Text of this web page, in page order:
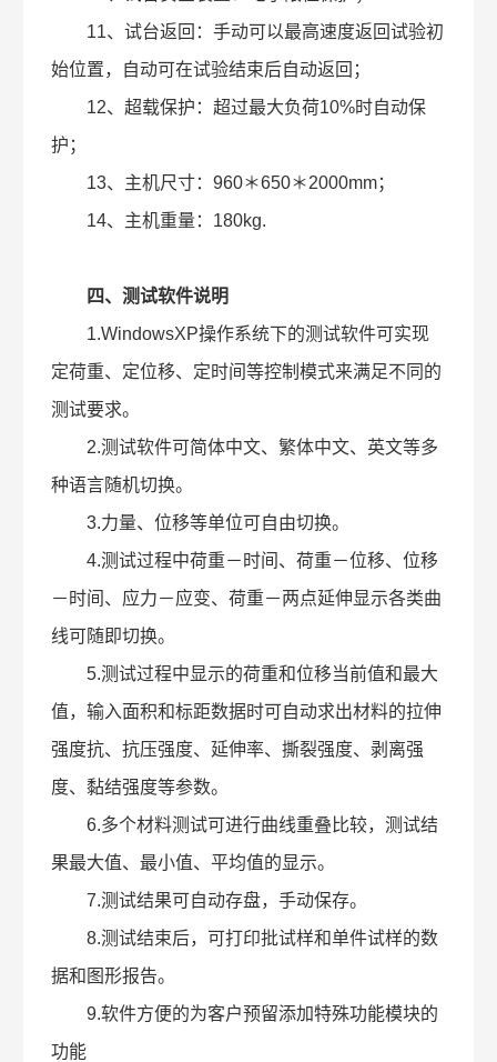
11、试台返回：手动可以最高速度返回试验初
始位置，自动可在试验结束后自动返回；
12、超载保护：超过最大负荷10%时自动保
护；
13、主机尺寸：960＊650＊2000mm；
14、主机重量：180kg.
四、测试软件说明
1.WindowsXP操作系统下的测试软件可实现
定荷重、定位移、定时间等控制模式来满足不同的
测试要求。
2.测试软件可简体中文、繁体中文、英文等多
种语言随机切换。
3.力量、位移等单位可自由切换。
4.测试过程中荷重－时间、荷重－位移、位移
－时间、应力－应变、荷重－两点延伸显示各类曲
线可随即切换。
5.测试过程中显示的荷重和位移当前值和最大
值，输入面积和标距数据时可自动求出材料的拉伸
强度抗、抗压强度、延伸率、撕裂强度、剥离强
度、黏结强度等参数。
6.多个材料测试可进行曲线重叠比较，测试结
果最大值、最小值、平均值的显示。
7.测试结果可自动存盘，手动保存。
8.测试结束后，可打印批试样和单件试样的数
据和图形报告。
9.软件方便的为客户预留添加特殊功能模块的
功能